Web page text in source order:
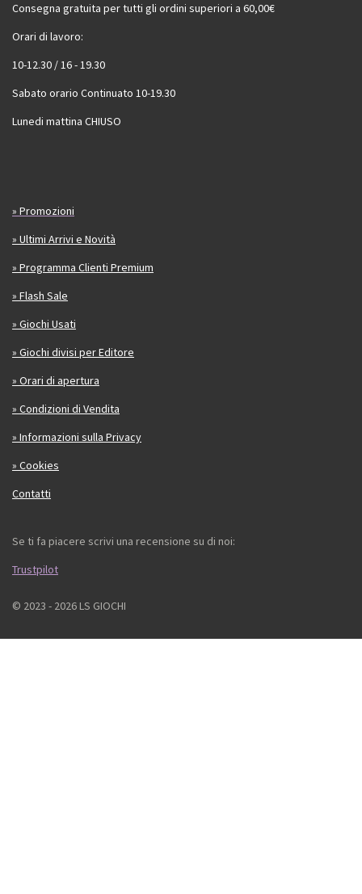
Consegna gratuita per tutti gli ordini superiori a 60,00€
Orari di lavoro:
10-12.30 / 16 - 19.30
Sabato orario Continuato 10-19.30
Lunedi mattina CHIUSO
» Promozioni
» Ultimi Arrivi e Novità
» Programma Clienti Premium
» Flash Sale
» Giochi Usati
» Giochi divisi per Editore
» Orari di apertura
» Condizioni di Vendita
» Informazioni sulla Privacy
» Cookies
Contatti
Se ti fa piacere scrivi una recensione su di noi:
Trustpilot
© 2023 - 2026 LS GIOCHI